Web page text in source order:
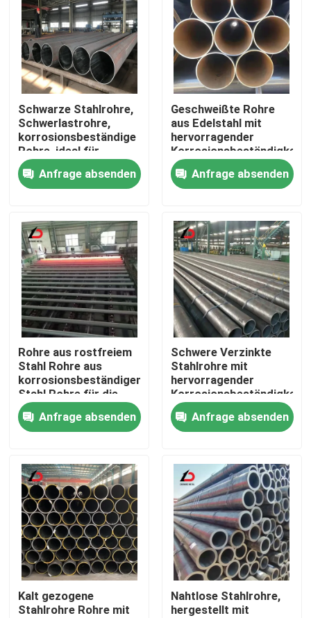
Produkte
Videos
Über uns
Werksbesichtigung
Qualitätskontrolle
Neuigkeiten
Rechtssachen
Bitte um ein Angebot
Verzinkte Stahlspule
Schwarze Stahlrohre,
Schwerlastrohre,
korrosionsbeständige
Rohre, ideal für
Struktur-, Pipeline-
und Bauanwendungen
Anfrage absenden
Geschweißte Rohre
aus Edelstahl mit
hervorragender
Korrosionsbeständigkeit
für
Wasserversorgungs-
und
Anfrage absenden
Rohre aus rostfreiem
Stahl Rohre aus
korrosionsbeständigem
Stahl Rohre für die
chemische
Verarbeitung und
industrielle Anlagen
Anfrage absenden
Schwere Verzinkte
Stahlrohre mit
hervorragender
Korrosionsbeständigkeit
und mechanischer
Festigkeit für
Industrieprojekte
Anfrage absenden
Kalt gezogene
Stahlrohre Rohre mit
Nahtlose Stahlrohre,
hergestellt mit